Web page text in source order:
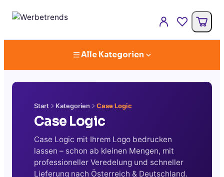
Alle Kategorien
Start Kategorien Case Logic
Case Logic
Case Logic mit Ihrem Logo bedrucken
lassen – schon ab kleinen Mengen, mit
professioneller Veredelung und schneller
Lieferung nach Österreich & Deutschland.